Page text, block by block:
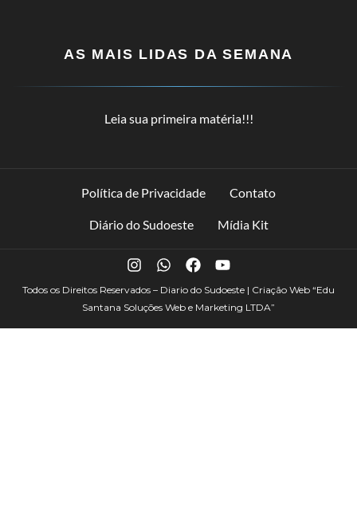
AS MAIS LIDAS DA SEMANA
Leia sua primeira matéria!!!
Política de Privacidade Contato
Diário do Sudoeste Mídia Kit
Todos os Direitos Reservados – Diario do Sudoeste | Criação Web “Edu
Santana Soluções Web e Marketing LTDA”